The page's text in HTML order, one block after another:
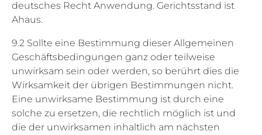
deutsches Recht Anwendung. Gerichtsstand ist
Ahaus.
9.2 Sollte eine Bestimmung dieser Allgemeinen
Geschäftsbedingungen ganz oder teilweise
unwirksam sein oder werden, so berührt dies die
Wirksamkeit der übrigen Bestimmungen nicht.
Eine unwirksame Bestimmung ist durch eine
solche zu ersetzen, die rechtlich möglich ist und
die der unwirksamen inhaltlich am nächsten